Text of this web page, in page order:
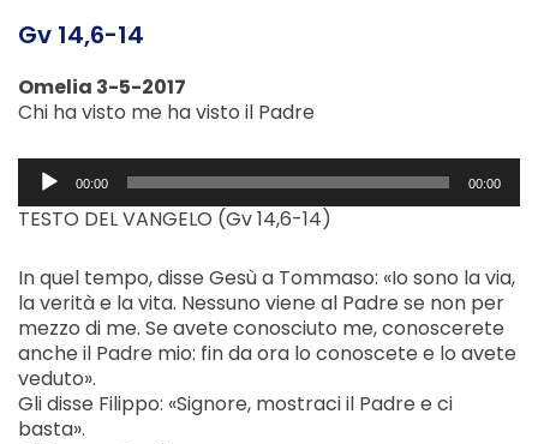
Gv 14,6-14
Omelia 3-5-2017
Chi ha visto me ha visto il Padre
Audio
Player00:00 00:00
TESTO DEL VANGELO (Gv 14,6-14)
In quel tempo, disse Gesù a Tommaso: «Io sono la via,
la verità e la vita. Nessuno viene al Padre se non per
mezzo di me. Se avete conosciuto me, conoscerete
anche il Padre mio: fin da ora lo conoscete e lo avete
veduto».
Gli disse Filippo: «Signore, mostraci il Padre e ci
basta».